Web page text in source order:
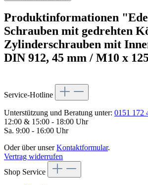
Produktinformationen
Schrauben mit gedrehten
Zylinderschrauben mit
DIN 912, 45 mm / M10 x
Service-Hotline
Unterstützung und Beratung unter: 0151 172
12:00 & 15:00 - 18:00 Uhr
Sa. 9:00 - 16:00 Uhr
Oder über unserKontaktformular.
Vertrag widerrufen
Shop Service